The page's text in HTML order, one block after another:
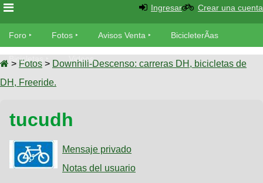
Foro
Foro
TÃ©cnica
Fotos
tu foto
Galeria
XC
SUBÃ
tu
BicicleterÃ­
as
Ingresar Crear una cuenta
Foro Fotos Avisos Venta BicicleterÃ­as
Bicicletas Videos
> Fotos > Downhill-Descenso: carreras DH, bicicletas de
DH, Freeride.
tucudh
Mensaje privado
Notas del usuario